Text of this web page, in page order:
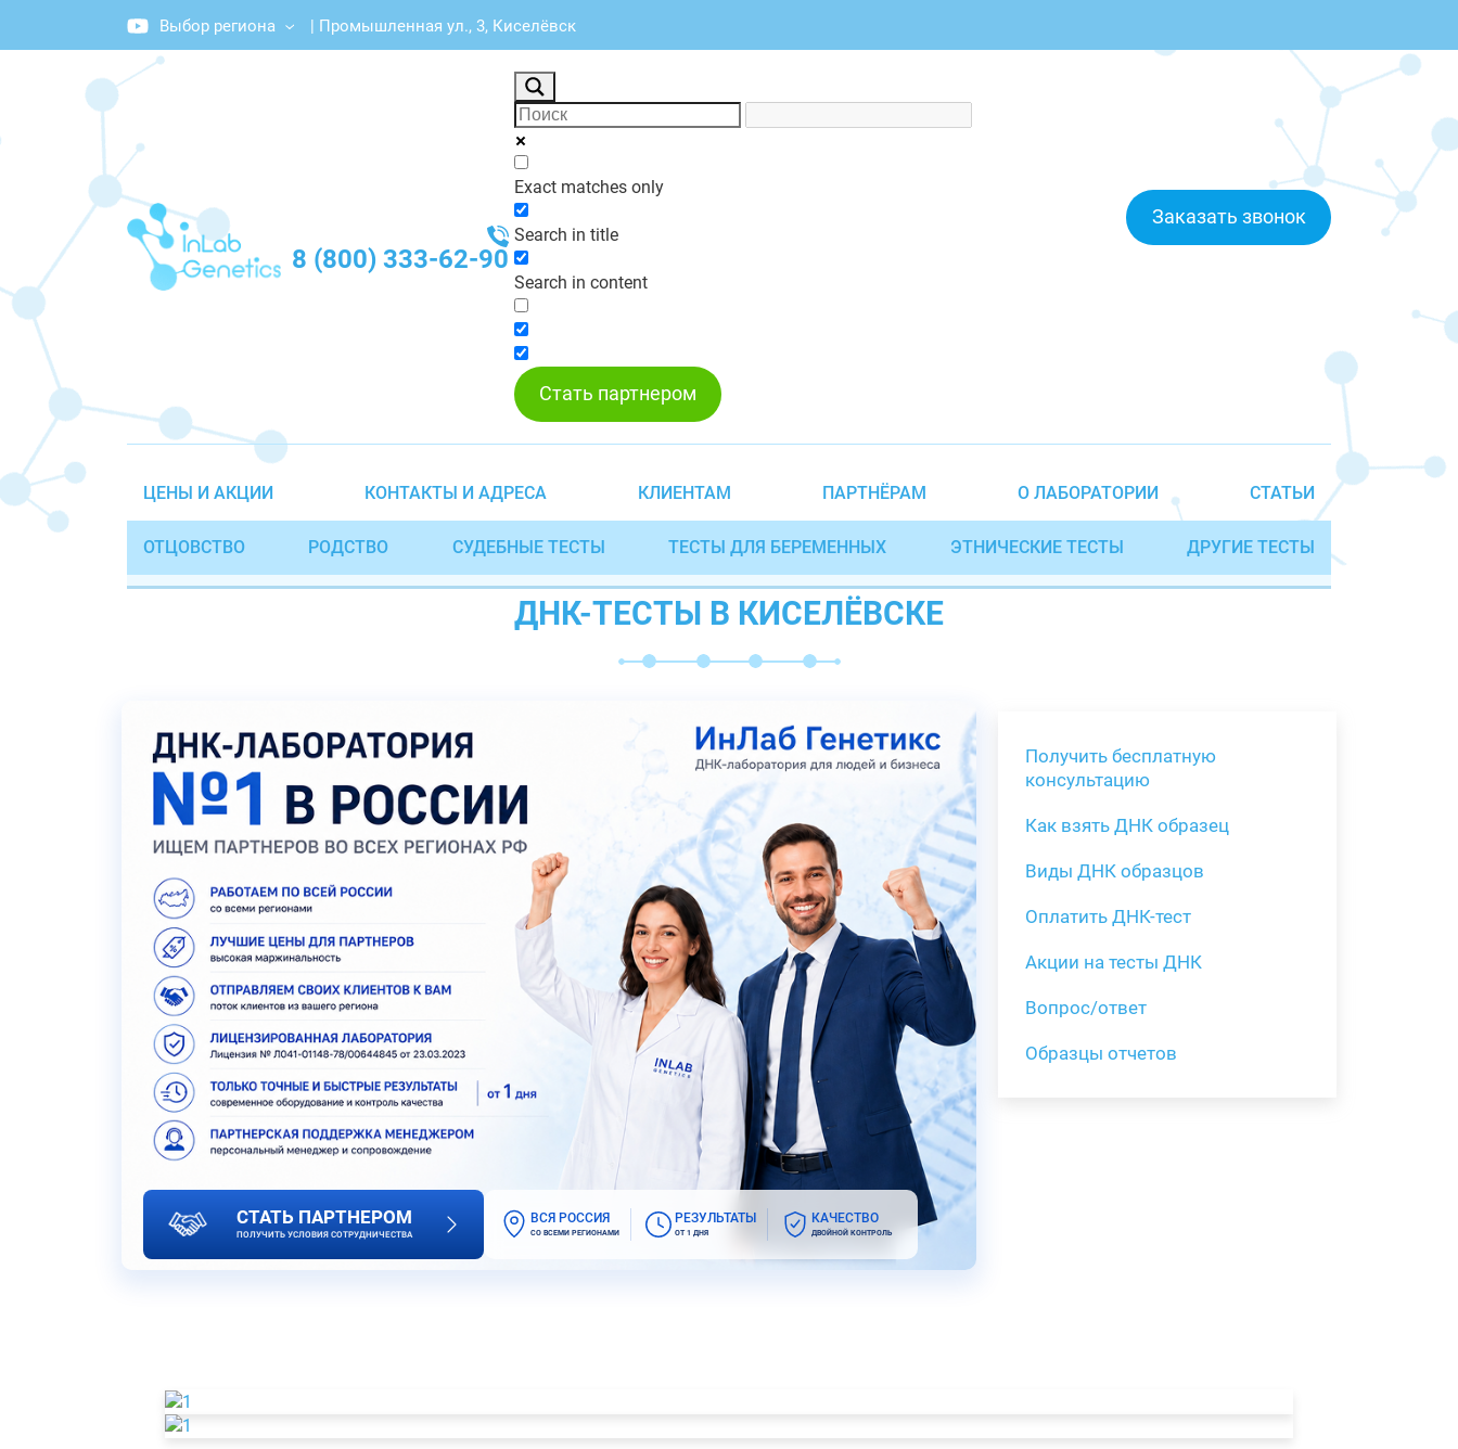
Выбор региона | Промышленная ул., 3, Киселёвск
8 (800) 333-62-90
Exact matches only
Search in title
Search in content
Заказать звонок
Стать партнером
ЦЕНЫ И АКЦИИ КОНТАКТЫ И АДРЕСА КЛИЕНТАМ ПАРТНЁРАМ О ЛАБОРАТОРИИ СТАТЬИ
ОТЦОВСТВО РОДСТВО СУДЕБНЫЕ ТЕСТЫ ТЕСТЫ ДЛЯ БЕРЕМЕННЫХ ЭТНИЧЕСКИЕ ТЕСТЫ ДРУГИЕ ТЕСТЫ
ДНК-ТЕСТЫ В КИСЕЛЁВСКЕ
СТАТЬ ПАРТНЕРОМ
ПОЛУЧИТЬ УСЛОВИЯ СОТРУДНИЧЕСТВА
ВСЯ РОССИЯ
СО ВСЕМИ РЕГИОНАМИ
РЕЗУЛЬТАТЫ
ОТ 1 ДНЯ
КАЧЕСТВО
ДВОЙНОЙ КОНТРОЛЬ
Получить бесплатную
консультацию
Как взять ДНК образец
Виды ДНК образцов
Оплатить ДНК-тест
Акции на тесты ДНК
Вопрос/ответ
Образцы отчетов